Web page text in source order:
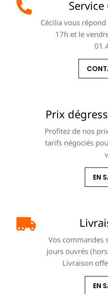
Cécilia vous
17h et le
Prix
Profitez de nos
tarifs négociés
EN
Vos commandes
jours ouvrés
Livraison
EN